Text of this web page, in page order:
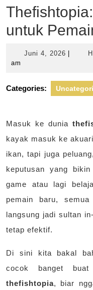
untuk
Juni 4, 2026 Juni
am
Categories:
Masuk ke dunia
kayak masuk ke
ikan, tapi juga
keputusan yang
game atau lagi
pemain baru,
langsung jadi sultan
tetap efektif.
Di sini kita bakal
cocok banget
thefishtopia, biar